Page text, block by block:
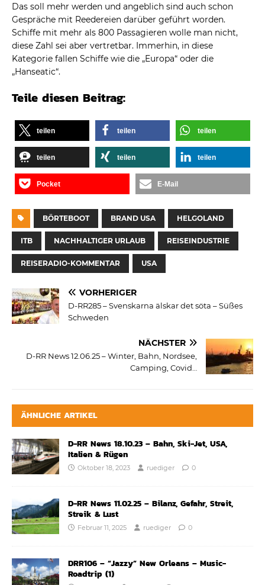
Das soll mehr werden und angeblich sind auch schon
Gespräche mit Reedereien darüber geführt worden.
Schiffe mit mehr als 800 Passagieren wolle man nicht,
diese Zahl sei aber vertretbar. Immerhin, in diese
Kategorie fallen Schiffe wie die „Europa“ oder die
„Hanseatic“.
Teile diesen Beitrag:
teilen teilen teilen
teilen teilen teilen
Pocket E-Mail
BÖRTEBOOT BRAND USA HELGOLAND
ITB NACHHALTIGER URLAUB REISEINDUSTRIE
REISERADIO-KOMMENTAR USA
VORHERIGER
D-RR285 – Svenskarna älskar det söta – Süßes
Schweden
NÄCHSTER
D-RR News 12.06.25 – Winter, Bahn, Nordsee,
Camping, Covid…
ÄHNLICHE ARTIKEL
D-RR News 18.10.23 – Bahn, Ski-Jet, USA,
Italien & Rügen
Oktober 18, 2023 ruediger 0
D-RR News 11.02.25 – Bilanz, Gefahr, Streit,
Streik & Lust
Februar 11, 2025 ruediger 0
DRR106 – “Jazzy” New Orleans – Music-
Roadtrip (1)